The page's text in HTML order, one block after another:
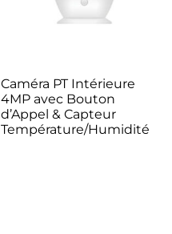
Caméra PT Intérieure
4MP avec Bouton
d’Appel & Capteur
Température/Humidité